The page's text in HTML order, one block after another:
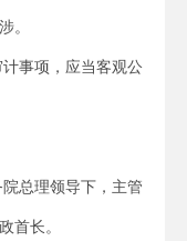
。
事项，应当客观公
总理领导下，主管
首长。